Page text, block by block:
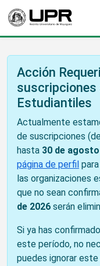
Acción
suscripciones
Estudiantiles
Actualmente
de suscripciones
hasta 30 de
página de perfil
las organizaciones
que no sean
de 2026 serán
Si ya has
este período, no
puedes ignorar este